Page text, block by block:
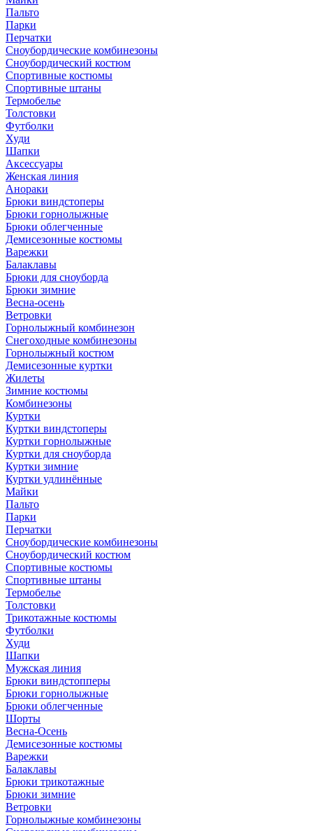
Пальто
Парки
Перчатки
Сноубордические комбинезоны
Сноубордический костюм
Спортивные костюмы
Спортивные штаны
Термобелье
Толстовки
Футболки
Худи
Шапки
Аксессуары
Женская линия
Анораки
Брюки виндстоперы
Брюки горнолыжные
Брюки облегченные
Демисезонные костюмы
Варежки
Балаклавы
Брюки для сноуборда
Брюки зимние
Весна-осень
Ветровки
Горнолыжный комбинезон
Снегоходные комбинезоны
Горнолыжный костюм
Демисезонные куртки
Жилеты
Зимние костюмы
Комбинезоны
Куртки
Куртки виндстоперы
Куртки горнолыжные
Куртки для сноуборда
Куртки зимние
Куртки удлинённые
Майки
Пальто
Парки
Перчатки
Сноубордические комбинезоны
Сноубордический костюм
Спортивные костюмы
Спортивные штаны
Термобелье
Толстовки
Трикотажные костюмы
Футболки
Худи
Шапки
Мужская линия
Брюки виндстопперы
Брюки горнолыжные
Брюки облегченные
Шорты
Весна-Осень
Демисезонные костюмы
Варежки
Балаклавы
Брюки трикотажные
Брюки зимние
Ветровки
Горнолыжные комбинезоны